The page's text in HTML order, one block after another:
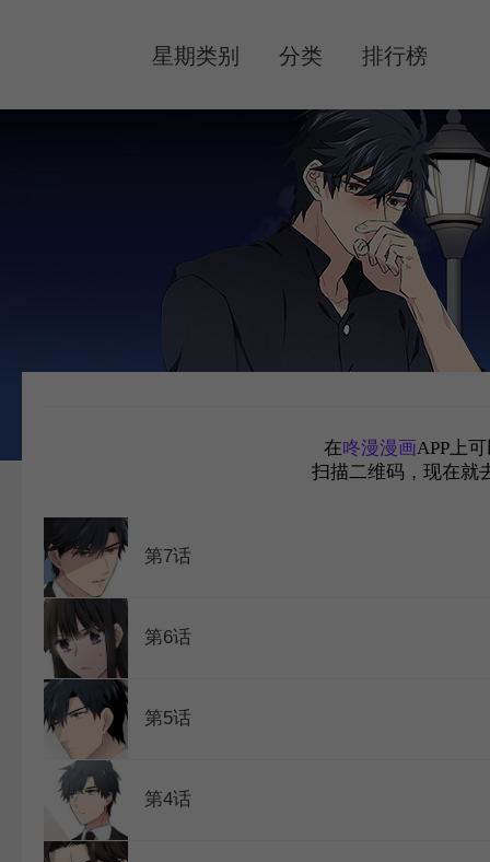
WEBTOON
星期类别 分类 排行榜
在咚漫漫画APP上
扫描二维码，现在就
第7话
第6话
第5话
第4话